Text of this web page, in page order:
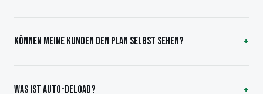
KÖNNEN MEINE KUNDEN DEN PLAN SELBST SEHEN?
WAS IST AUTO-DELOAD?